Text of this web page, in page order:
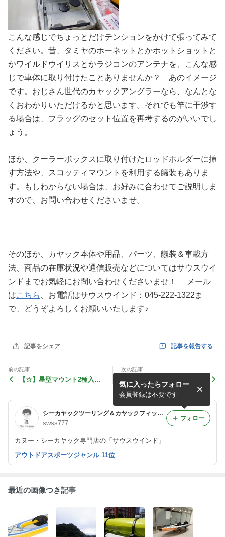
こんな感じでちょっとだけテンションをかけて張ってみて
ください。昔、タミヤのホーネットとかホットショットと
かワイルドウイリスとかラジコンのアンテナを、こんな感
じで車体に取り付けたことありませんか？ あのイメージ
です。おじさん世代のカヤックアングラーなら、なんとな
くおわかりいただけるかと思います。それでも竿に干渉す
る場合は、フラッグのセット位置を再考するのがいいでし
ょう。
ほか、クーラーボックスに取り付けたロッドホルダーに挿
す方法や、スコッティマウントを利用する艤装もありま
す。もしわからない場合は、お好みに合わせてご説明しま
すので、お問い合わせくださいませ。
そのほか、カヤック本体や用品、パーツ、艤装＆車載方
法、商品の在庫状況や通信販売などについてはサウスウイ
ンドまでお気軽にお問い合わせくださいませ！ メール
はこちら
、お電話はサウスウインド：045-222-1322ま
で、どうぞよろしくお願いいたします♪
記事をシェア 記事を報告する
前の記事
【☆】星型マウント2種入荷
次の記事
【カート用】小さいけどあっ
たほうがいいパーツが入荷し
ました
シーカヤックツーリング＆カヤックフィッシング
swss777
カヌー・シーカヤック専門店の「サウスウインド」
気に入ったらフォロー
会員登録は不要です
フォロー
アウトドアスポーツジャンル 11位
最近の画像つき記事